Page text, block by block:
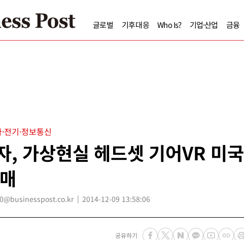
글로벌 기후대응 Who Is? 기업·산업 금융
전기·정보통신
, 가상현실 헤드셋 기어VR 미국
2014-12-09 13:58:06
공유하기